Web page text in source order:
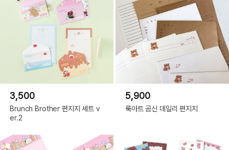
3,500
Brunch Brother 편지지 세트 v
er.2
5,900
룩아트 곰신 데일리 편지지